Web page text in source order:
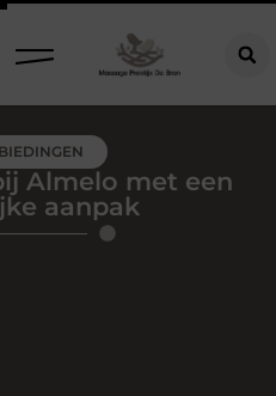
Almelo met een
aanpak